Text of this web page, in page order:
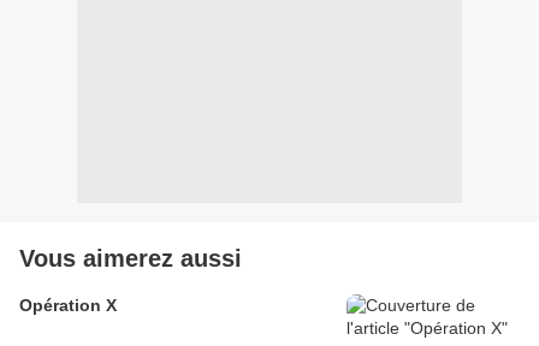
Vous aimerez aussi
Opération X